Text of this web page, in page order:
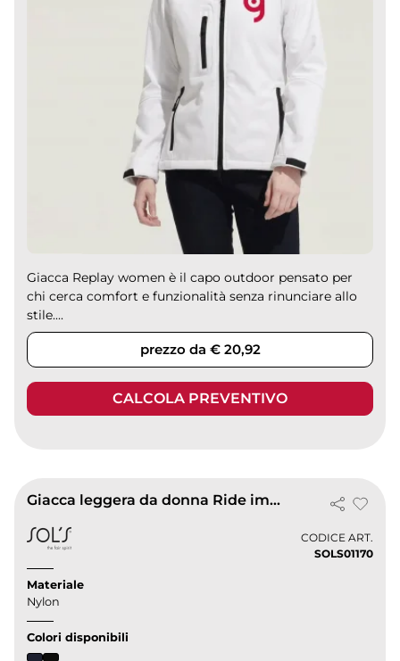
Giacca Replay women è il capo outdoor pensato per
chi cerca comfort e funzionalità senza rinunciare allo
stile....
prezzo da € 20,92
CALCOLA PREVENTIVO
Giacca leggera da donna Ride impermeabile traspirante
CODICE ART.
SOLS01170
Materiale
Nylon
Colori disponibili